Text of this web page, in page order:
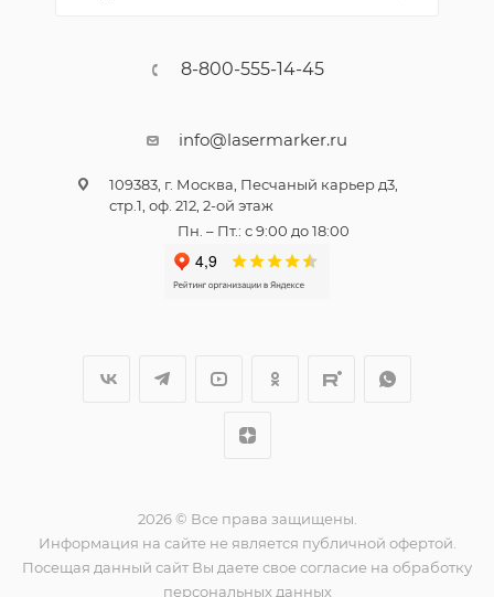
8-800-555-14-45
info@lasermarker.ru
109383, г. Москва, Песчаный карьер д3,
стр.1, оф. 212, 2-ой этаж
Пн. – Пт.: с 9:00 до 18:00
2026 © Все права защищены.
Информация на сайте не является публичной офертой.
Посещая данный сайт Вы даете свое согласие на обработку
персональных данных